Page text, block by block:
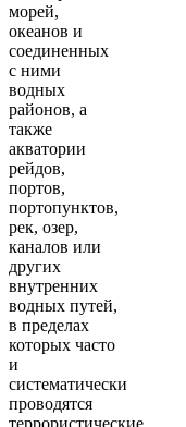
морей,
океанов и
соединенных
с ними
водных
районов, а
также
акватории
рейдов,
портов,
портопунктов,
рек, озер,
каналов или
других
внутренних
водных путей,
в пределах
которых часто
и
систематически
проводятся